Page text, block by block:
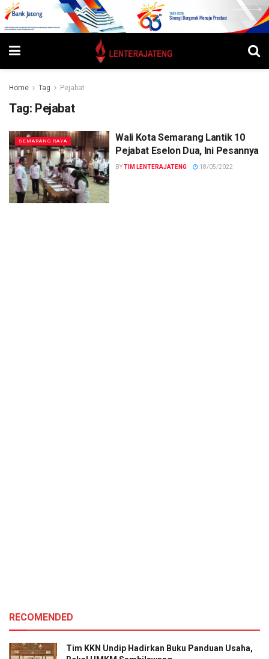
Home Tag Pejabat
Tag: Pejabat
SEMARANG RAYA
Wali Kota Semarang Lantik 10
Pejabat Eselon Dua, Ini Pesannya
BYTIM LENTERAJATENG 18/05/2022
RECOMENDED
Tim KKN Undip Hadirkan Buku Panduan Usaha,